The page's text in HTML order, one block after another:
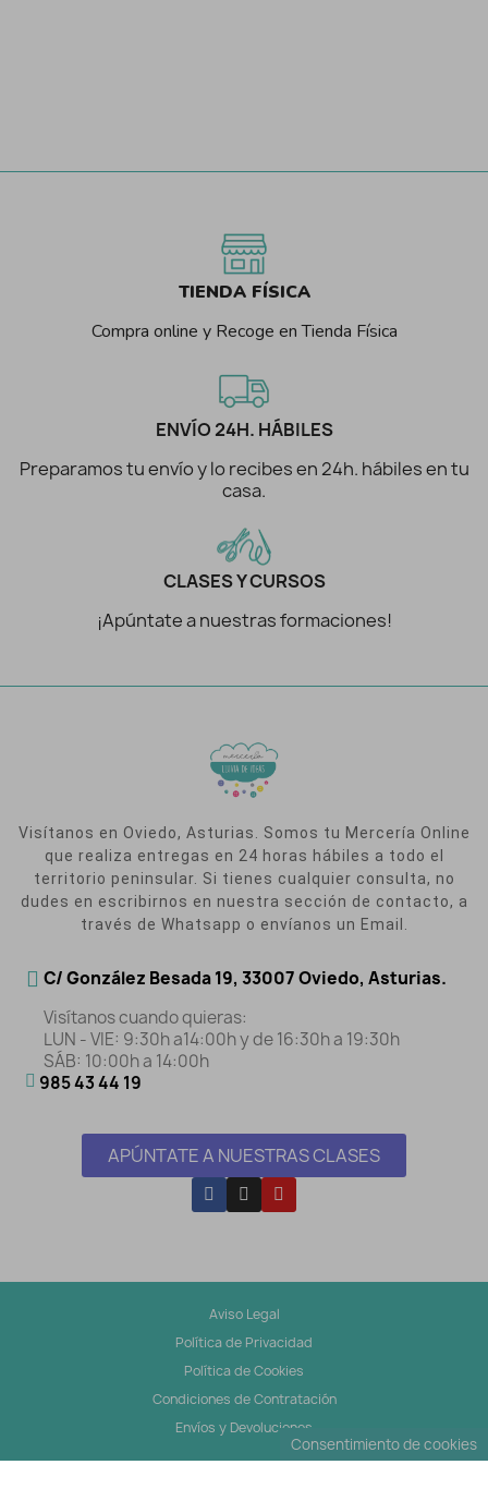
TIENDA FÍSICA
Compra online y Recoge en Tienda Física
ENVÍO 24H. HÁBILES
Preparamos tu envío y lo recibes en 24h. hábiles en tu
casa.
CLASES Y CURSOS
¡Apúntate a nuestras formaciones!
Visítanos en Oviedo, Asturias. Somos tu Mercería Online
que realiza entregas en 24 horas hábiles a todo el
territorio peninsular. Si tienes cualquier consulta, no
dudes en escribirnos en nuestra sección de contacto, a
través de Whatsapp o envíanos un Email.
C/ González Besada 19, 33007 Oviedo, Asturias.
Visítanos cuando quieras:
LUN - VIE: 9:30h a14:00h y de 16:30h a 19:30h
SÁB: 10:00h a 14:00h
985 43 44 19
APÚNTATE A NUESTRAS CLASES
Aviso Legal
Política de Privacidad
Política de Cookies
Condiciones de Contratación
Envíos y Devoluciones
Consentimiento de cookies